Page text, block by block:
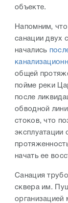
объекте.
Напомним,
санации двух
начались
общей
пойме реки
после
обводной
стоков, что
эксплуатации
начать ее
Санация
сквера им.
организацией